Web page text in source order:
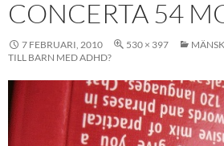
CONCERTA 54
7 FEBRUARI, 2010 530 × 397
TILL BARN MED ADHD?